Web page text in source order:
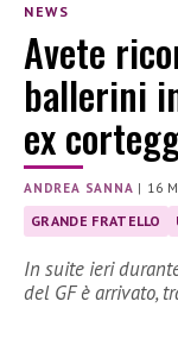
NEWS
Avete
ballerini
ex
ANDREA SANNA | 16
GRANDE FRATELLO
In suite ieri
del GF è arrivato,